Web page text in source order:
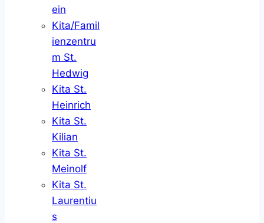
ein
Kita/Famil
ienzentru
m St.
Hedwig
Kita St.
Heinrich
Kita St.
Kilian
Kita St.
Meinolf
Kita St.
Laurentiu
s